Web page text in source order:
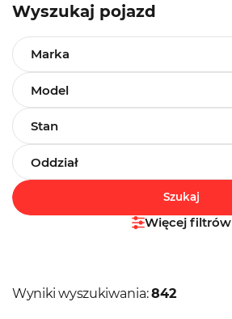
Wyszukaj pojazd
Marka
Model
Stan
Oddział
Szukaj
Więcej filtrów
Wyniki wyszukiwania:842